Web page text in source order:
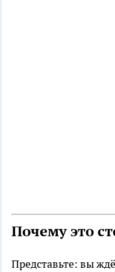
Почему это
Представьте: вы